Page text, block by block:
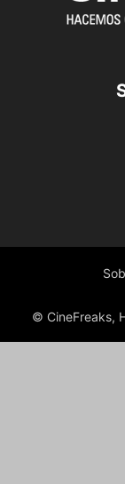
© CineFreaks,